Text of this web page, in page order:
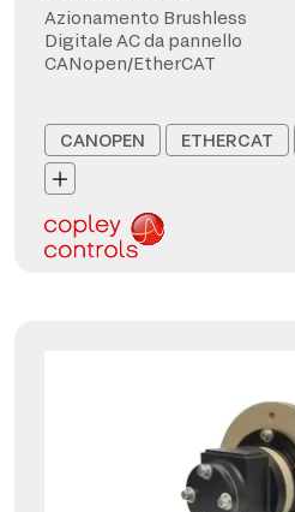
Azionamento Brushless
Digitale AC da pannello
CANopen/EtherCAT
CANOPEN ETHERCAT